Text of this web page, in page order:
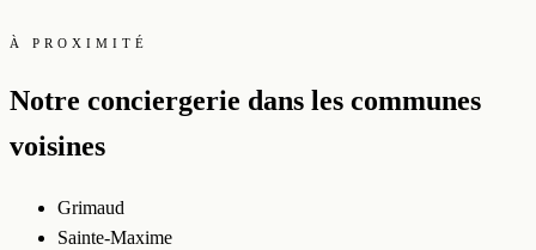
À PROXIMITÉ
Notre conciergerie dans les communes
voisines
Grimaud
Sainte-Maxime